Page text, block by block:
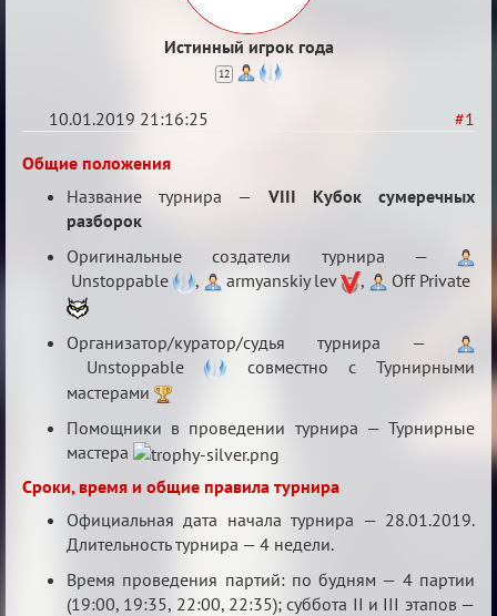
Истинный игрок года
12
#1
10.01.2019 21:16:25
VIII
Кубок
сумеречных
разборок
Общие положения
Название турнира — VIII Кубок сумеречных
разборок
Оригинальные создатели турнира —
Unstoppable
, armyanskiy lev , Off Private
Организатор/куратор/судья турнира —
Unstoppable
совместно с Турнирными
мастерами
Помощники в проведении турнира — Турнирные
мастера
Сроки, время и общие правила турнира
Официальная дата начала турнира — 28.01.2019.
Длительность турнира — 4 недели.
Время проведения партий: по будням — 4 партии
(19:00, 19:35, 22:00, 22:35); суббота II и III этапов —